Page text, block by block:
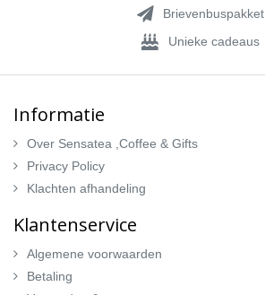
Brievenbuspakket
Unieke cadeaus
Informatie
Over Sensatea ,Coffee & Gifts
Privacy Policy
Klachten afhandeling
Klantenservice
Algemene voorwaarden
Betaling